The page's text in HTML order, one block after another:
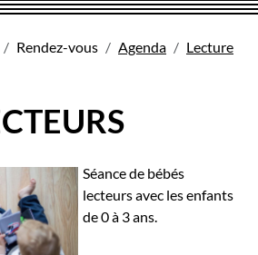
Rendez-vous Agenda
Lecture
Séance de bébés
lecteurs avec les enfants
de 0 à 3 ans.